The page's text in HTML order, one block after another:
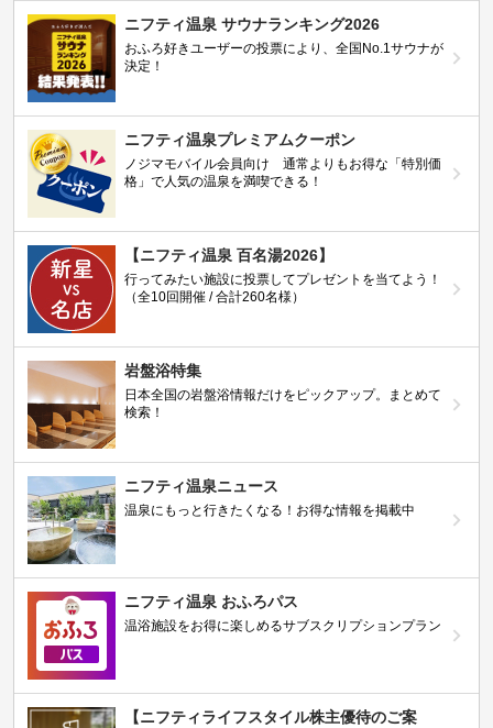
ニフティ温泉 サウナランキング2026
おふろ好きユーザーの投票により、全国No.1サウナが
決定！
ニフティ温泉プレミアムクーポン
ノジマモバイル会員向け 通常よりもお得な「特別価
格」で人気の温泉を満喫できる！
【ニフティ温泉 百名湯2026】
行ってみたい施設に投票してプレゼントを当てよう！
（全10回開催 / 合計260名様）
岩盤浴特集
日本全国の岩盤浴情報だけをピックアップ。まとめて
検索！
ニフティ温泉ニュース
温泉にもっと行きたくなる！お得な情報を掲載中
ニフティ温泉 おふろパス
温浴施設をお得に楽しめるサブスクリプションプラン
【ニフティライフスタイル株主優待のご案